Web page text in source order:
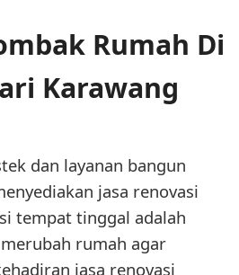
Rumah Di
Karawang
dan layanan bangun
jasa renovasi
tempat tinggal adalah
rumah agar
jasa renovasi